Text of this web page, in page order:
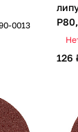
0013
126